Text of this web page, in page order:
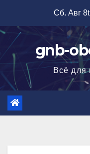
содержимому
Сб. Авг
gnb-
Всё для